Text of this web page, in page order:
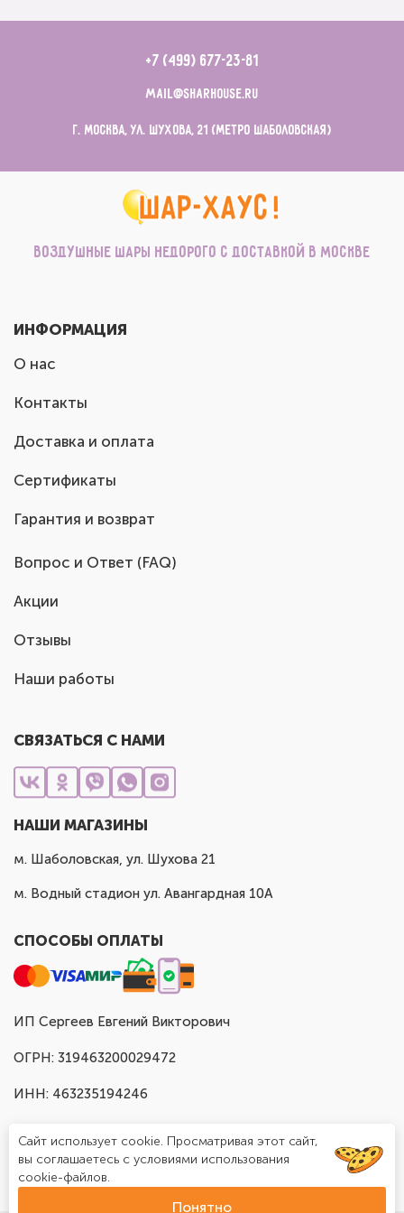
+7 (499) 677-23-81
mail@sharhouse.ru
г. Москва, ул. Шухова, 21 (метро Шаболовская)
Воздушные шары недорого с доставкой в Москве
ИНФОРМАЦИЯ
О нас
Контакты
Доставка и оплата
Сертификаты
Гарантия и возврат
Вопрос и Ответ (FAQ)
Акции
Отзывы
Наши работы
СВЯЗАТЬСЯ С НАМИ
НАШИ МАГАЗИНЫ
м. Шаболовская, ул. Шухова 21
м. Водный стадион ул. Авангардная 10А
СПОСОБЫ ОПЛАТЫ
ИП Сергеев Евгений Викторович
ОГРН: 319463200029472
ИНН: 463235194246
Сайт использует cookie. Просматривая этот сайт,
вы соглашаетесь с условиями использования
cookie-файлов.
Понятно